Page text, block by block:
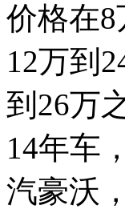
价格在
12万到
到26万
14年车
汽豪沃